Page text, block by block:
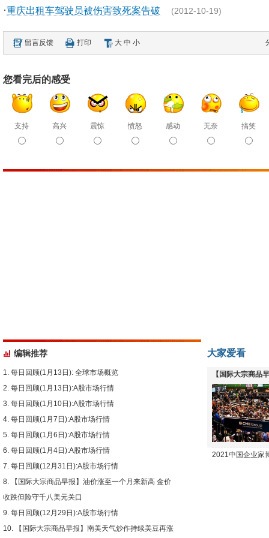
·重庆出租车驾驶员被伤害致死案告破 (2012-10-19)
留言反馈 打印 大 中 小
您看完后的感受
支持 高兴 震惊 愤怒 感动 无奈 搞笑
编辑推荐
每日回顾(1月13日): 全球市场概览
每日回顾(1月13日):A股市场行情
每日回顾(1月10日):A股市场行情
每日回顾(1月7日):A股市场行情
每日回顾(1月6日):A股市场行情
每日回顾(1月4日):A股市场行情
每日回顾(12月31日):A股市场行情
【国际大宗商品早报】油价涨至一个月来新高 金价
收跌但险守千八美元关口
每日回顾(12月29日):A股市场行情
【国际大宗商品早报】南美天气炒作持续美豆再涨
大家爱看
【国际大宗商品
下跌
2021中国企业家